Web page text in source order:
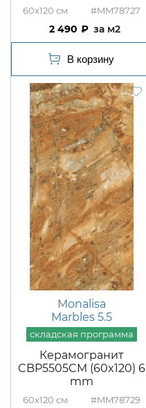
60x120 #MM78727
2 490 м2
Monalisa
Marbles 5.5
Керамогранит
CBP5505CM (60x120) 6
mm
60x120 #MM78729